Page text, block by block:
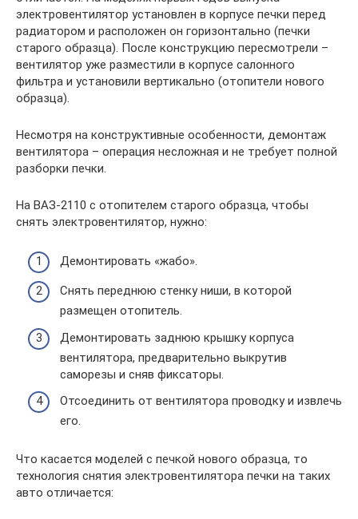
электровентилятор установлен в корпусе печки перед
радиатором и расположен он горизонтально (печки
старого образца). После конструкцию пересмотрели –
вентилятор уже разместили в корпусе салонного
фильтра и установили вертикально (отопители нового
образца).
Несмотря на конструктивные особенности, демонтаж
вентилятора – операция несложная и не требует полной
разборки печки.
На ВАЗ-2110 с отопителем старого образца, чтобы
снять электровентилятор, нужно:
Демонтировать «жабо».
Снять переднюю стенку ниши, в которой
размещен отопитель.
Демонтировать заднюю крышку корпуса
вентилятора, предварительно выкрутив
саморезы и сняв фиксаторы.
Отсоединить от вентилятора проводку и извлечь
его.
Что касается моделей с печкой нового образца, то
технология снятия электровентилятора печки на таких
авто отличается: